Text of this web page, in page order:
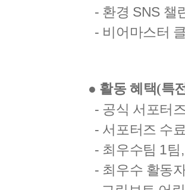
- 환경 SNS 챌
- 비어마스터
● 활동 혜택(특
- 공식 서포터
- 서포터즈 수
- 최우수팀 1
- 최우수 활동